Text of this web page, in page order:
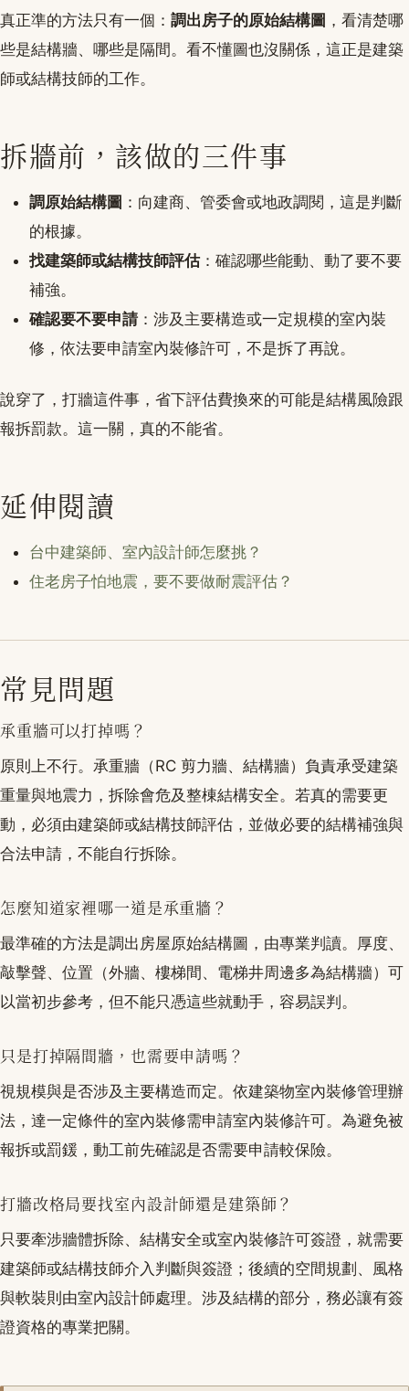
真正準的方法只有一個： 調出房子的原始結構圖 ，看清楚哪
些是結構牆、哪些是隔間。看不懂圖也沒關係，這正是建築
師或結構技師的工作。
拆牆前，該做的三件事
調原始結構圖 ：向建商、管委會或地政調閱，這是判斷
的根據。
找建築師或結構技師評估：確認哪些能動、動了要不要
補強。
確認要不要申請 ：涉及主要構造或一定規模的室內裝
修，依法要申請室內裝修許可，不是拆了再說。
說穿了，打牆這件事，省下評估費換來的可能是結構風險跟
報拆罰款。這一關，真的不能省。
延伸閱讀
台中建築師、室內設計師怎麼挑？
住老房子怕地震，要不要做耐震評估？
常見問題
承重牆可以打掉嗎？
原則上不行。承重牆（RC 剪力牆、結構牆）負責承受建築
重量與地震力，拆除會危及整棟結構安全。若真的需要更
動，必須由建築師或結構技師評估，並做必要的結構補強與
合法申請，不能自行拆除。
怎麼知道家裡哪一道是承重牆？
最準確的方法是調出房屋原始結構圖，由專業判讀。厚度、
敲擊聲、位置（外牆、樓梯間、電梯井周邊多為結構牆）可
以當初步參考，但不能只憑這些就動手，容易誤判。
只是打掉隔間牆，也需要申請嗎？
視規模與是否涉及主要構造而定。依建築物室內裝修管理辦
法，達一定條件的室內裝修需申請室內裝修許可。為避免被
報拆或罰鍰，動工前先確認是否需要申請較保險。
打牆改格局要找室內設計師還是建築師？
只要牽涉牆體拆除、結構安全或室內裝修許可簽證，就需要
建築師或結構技師介入判斷與簽證；後續的空間規劃、風格
與軟裝則由室內設計師處理。涉及結構的部分，務必讓有簽
證資格的專業把關。